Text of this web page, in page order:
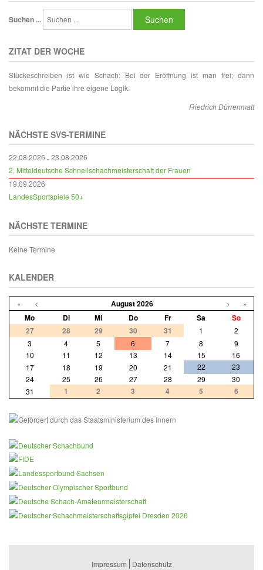
Suchen ... Suchen
ZITAT DER WOCHE
Stückeschreiben ist wie Schach: Bei der Eröffnung ist man frei; dann
bekommt die Partie ihre eigene Logik.
Friedrich Dürrenmatt
NÄCHSTE SVS-TERMINE
22.08.2026 -23.08.2026
2. Mitteldeutsche Schnellschachmeisterschaft der Frauen
19.09.2026
LandesSportspiele 50+
NÄCHSTE TERMINE
Keine Termine
KALENDER
« < August2026 > »
Mo Di Mi Do Fr Sa
So
27
28 29 30 31 1
2
3
4 5 6 7 8
9
10
11 12 13 14 15
16
17
18 19 20 21 22
23
24
25 26 27 28 29
30
31
1 2 3 4 5 6
Impressum Datenschutz